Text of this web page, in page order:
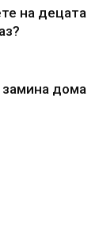
на децата
замина дома